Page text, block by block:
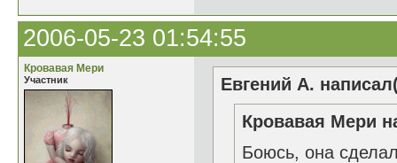
2006-05-23 01:54:55
Кровавая Мери
Участник
Евгений А.
Кровавая Мери
Боюсь, она